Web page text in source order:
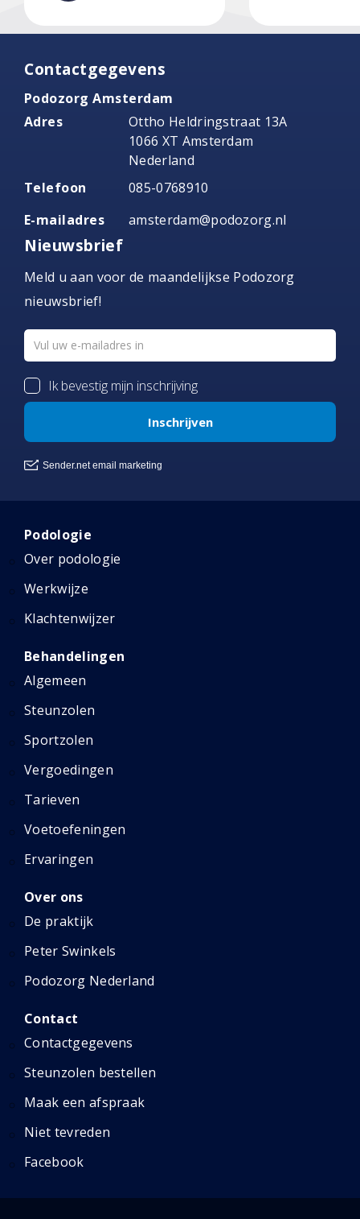
Contactgegevens
Podozorg Amsterdam
Adres
Ottho Heldringstraat 13A
1066 XT Amsterdam
Nederland
Telefoon
085-0768910
E-mailadres
amsterdam@podozorg.nl
Nieuwsbrief
Meld u aan voor de maandelijkse Podozorg
nieuwsbrief!
Podologie
Over podologie
Werkwijze
Klachtenwijzer
Behandelingen
Algemeen
Steunzolen
Sportzolen
Vergoedingen
Tarieven
Voetoefeningen
Ervaringen
Over ons
De praktijk
Peter Swinkels
Podozorg Nederland
Contact
Contactgegevens
Steunzolen bestellen
Maak een afspraak
Niet tevreden
Facebook